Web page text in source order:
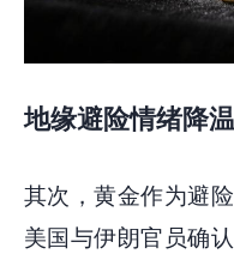
地缘避险情绪降温
其次，黄金作为避
美国与伊朗官员确